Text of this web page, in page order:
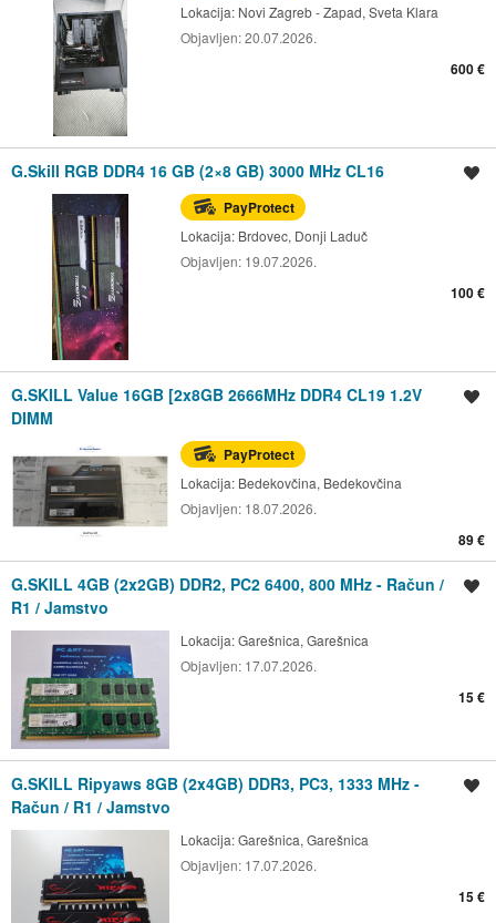
Lokacija: Novi Zagreb - Zapad, Sveta Klara
Objavljen:20.07.2026.
600 €
G.Skill RGB DDR4 16 GB (2×8 GB) 3000 MHz CL16
PayProtect
Lokacija: Brdovec, Donji Laduč
Objavljen: 19.07.2026.
100 €
G.SKILL Value 16GB [2x8GB 2666MHz DDR4 CL19 1.2V
DIMM
PayProtect
Lokacija: Bedekovčina, Bedekovčina
Objavljen: 18.07.2026.
89 €
G.SKILL 4GB (2x2GB) DDR2, PC2 6400, 800 MHz - Račun /
R1 / Jamstvo
Lokacija:Garešnica, Garešnica
Objavljen: 17.07.2026.
15 €
G.SKILL Ripyaws 8GB (2x4GB) DDR3, PC3, 1333 MHz -
Račun / R1 / Jamstvo
Lokacija:Garešnica, Garešnica
Objavljen: 17.07.2026.
15 €